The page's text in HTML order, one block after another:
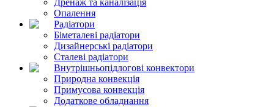
Опалення
Радіатори
Біметалеві радіатори
Дизайнерські радіатори
Сталеві радіатори
Внутрішньопідлогові конвектори
Природна конвекція
Примусова конвекція
Додаткове обладнання